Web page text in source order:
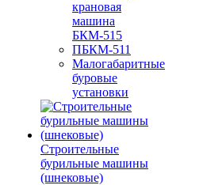
крановая
машина
БКМ-515
ПБКМ-511
Малогабаритные
буровые
установки
Строительные
бурильные машины
(шнековые)